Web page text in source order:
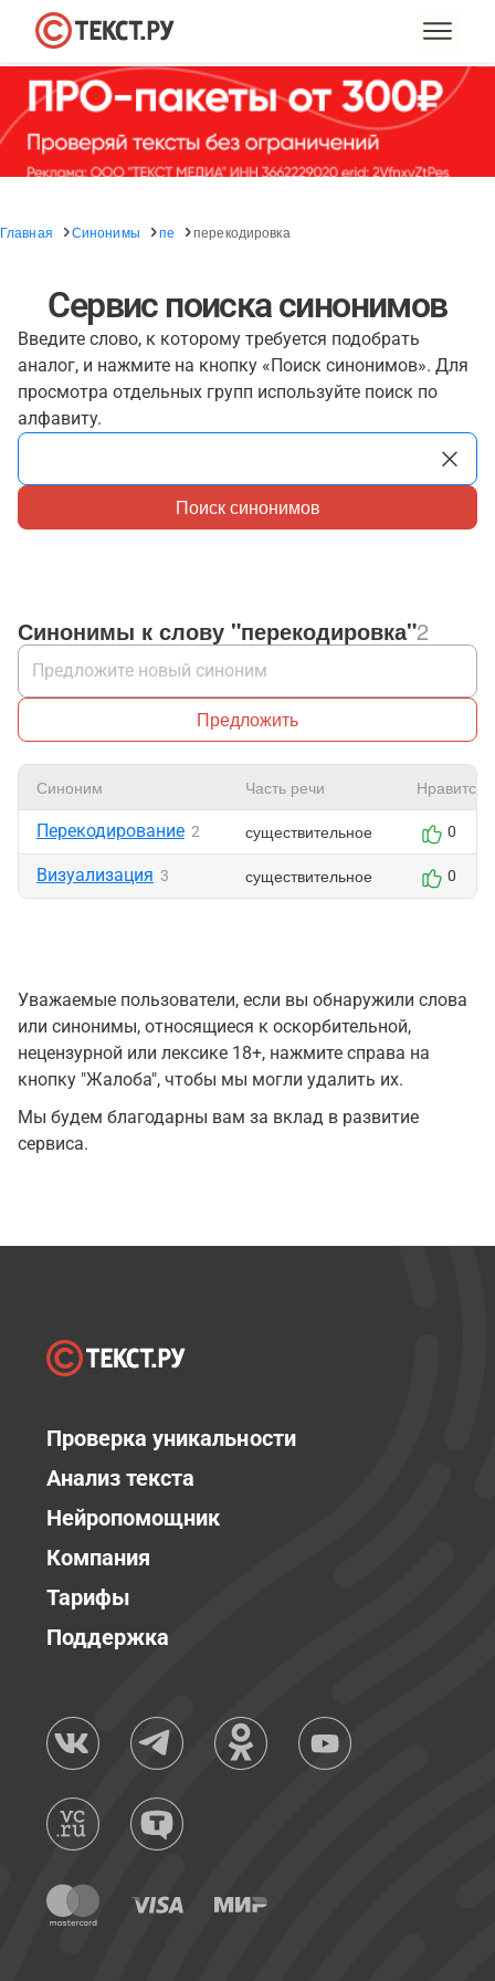
Главная Синонимы пе перекодировка
Сервис поиска синонимов
Введите слово, к которому требуется подобрать
аналог, и нажмите на кнопку «Поиск синонимов». Для
просмотра отдельных групп используйте поиск по
алфавиту.
Поиск синонимов
Синонимы к слову "перекодировка"2
Предложить
Синоним Часть речи Нравится
Перекодирование 2 существительное 0
Визуализация 3 существительное 0
Уважаемые пользователи, если вы обнаружили слова
или синонимы, относящиеся к оскорбительной,
нецензурной или лексике 18+, нажмите справа на
кнопку "Жалоба", чтобы мы могли удалить их.
Мы будем благодарны вам за вклад в развитие
сервиса.
Проверка уникальности
Анализ текста
Нейропомощник
Компания
Тарифы
Поддержка